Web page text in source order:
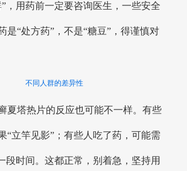
，用药前一定要咨询医生，一些安全
是“处方药”，不是“糖豆”，得谨慎对
不同人群的差异性
夏塔热片的反应也可能不一样。有些
“立竿见影”；有些人吃了药，可能需
段时间。这都正常，别着急，坚持用